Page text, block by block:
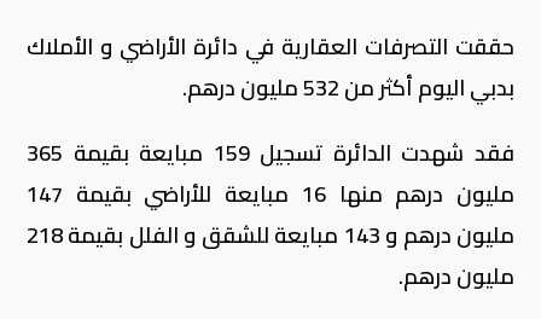
حققت التصرفات العقارية في دائرة الأراضي و الأملاك
بدبي اليوم أكثر من 532 مليون درهم.
فقد شهدت الدائرة تسجيل 159 مبايعة بقيمة 365
مليون درهم منها 16 مبايعة للأراضي بقيمة 147
مليون درهم و 143 مبايعة للشقق و الفلل بقيمة 218
مليون درهم.